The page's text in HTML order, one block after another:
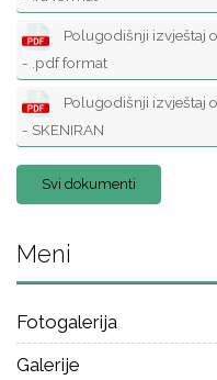
Polugodišnji izvještaj
- .pdf format
Polugodišnji izvještaj
- SKENIRAN
Svi dokumenti
Meni
Fotogalerija
Galerije